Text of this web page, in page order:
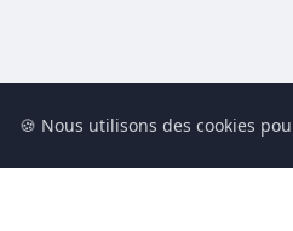
🍪 Nous utilisons des cookies